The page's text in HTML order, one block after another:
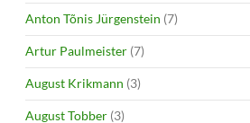
Anton Tõnis Jürgenstein (7)
Artur Paulmeister (7)
August Krikmann (3)
August Tobber (3)